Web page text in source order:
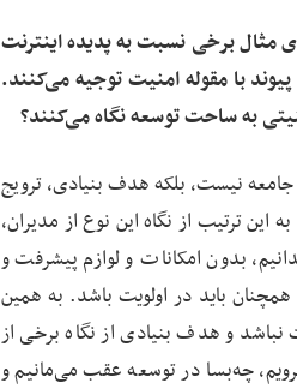
مثال برخی نسبت به پدیده اینترنت
با مقوله امنیت توجیه می‌کنند.
به ساحت توسعه نگاه می‌کنند؟
نیست، بلکه هدف بنیادی، ترویج
ترتیب از نگاه این نوع از مدیران،
بدون امکانات و لوازم پیشرفت و
همچنان باید در اولویت باشد. به همین
و هدف بنیادی از نگاه برخی از
چه‌بسا در توسعه عقب می‌مانیم و